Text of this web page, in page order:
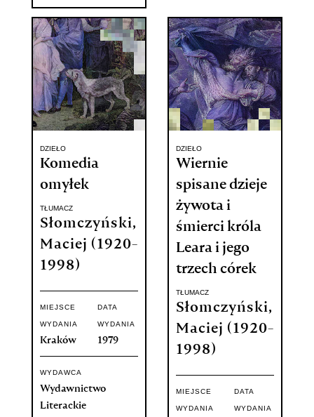
DZIEŁO
Komedia
omyłek
TŁUMACZ
Słomczyński,
Maciej (1920-
1998)
MIEJSCE
WYDANIA
Kraków
DATA
WYDANIA
1979
WYDAWCA
Wydawnictwo
Literackie
DZIEŁO
Wiernie
spisane dzieje
żywota i
śmierci króla
Leara i jego
trzech córek
TŁUMACZ
Słomczyński,
Maciej (1920-
1998)
MIEJSCE
WYDANIA
DATA
WYDANIA